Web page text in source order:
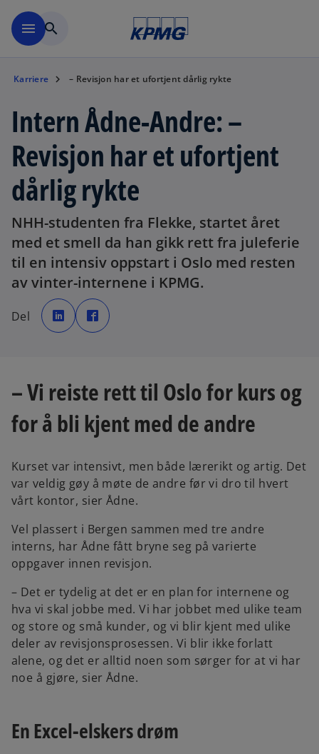
menu search
Karriere – Revisjon har et ufortjent dårlig rykte
Intern Ådne-Andre: –
Revisjon har et ufortjent
dårlig rykte
NHH-studenten fra Flekke, startet året
med et smell da han gikk rett fra juleferie
til en intensiv oppstart i Oslo med resten
av vinter-internene i KPMG.
Del
o
p
e
n
w
t
a
b
p
e
w
t
– Vi reiste rett til Oslo for kurs og
for å bli kjent med de andre
Kurset var intensivt, men både lærerikt og artig. Det
var veldig gøy å møte de andre før vi dro til hvert
vårt kontor, sier Ådne.
Vel plassert i Bergen sammen med tre andre
interns, har Ådne fått bryne seg på varierte
oppgaver innen revisjon.
– Det er tydelig at det er en plan for internene og
hva vi skal jobbe med. Vi har jobbet med ulike team
og store og små kunder, og vi blir kjent med ulike
deler av revisjonsprosessen. Vi blir ikke forlatt
alene, og det er alltid noen som sørger for at vi har
noe å gjøre, sier Ådne.
En Excel-elskers drøm